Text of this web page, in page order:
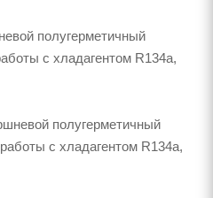
полугерметичный
с хладагентом R134a,
полугерметичный
с хладагентом R134a,